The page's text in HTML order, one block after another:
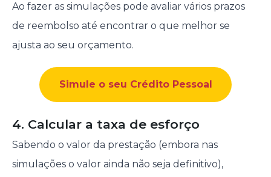
Ao fazer as simulações pode avaliar vários prazos
de reembolso até encontrar o que melhor se
ajusta ao seu orçamento.
Simule o seu Crédito Pessoal
4. Calcular a taxa de esforço
Sabendo o valor da prestação (embora nas
simulações o valor ainda não seja definitivo),